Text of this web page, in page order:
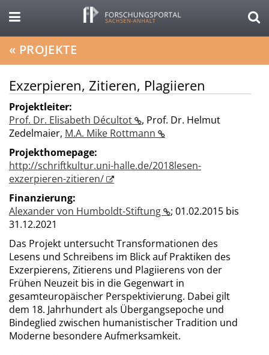
« PROJEKTE
Exzerpieren, Zitieren, Plagiieren
Projektleiter:
Prof. Dr. Elisabeth Décultot
, Prof. Dr. Helmut
Zedelmaier, M.A. Mike Rottmann
Projekthomepage:
http://schriftkultur.uni-halle.de/2018lesen-
exzerpieren-zitieren/
Finanzierung:
Alexander von Humboldt-Stiftung
; 01.02.2015 bis
31.12.2021
Das Projekt untersucht Transformationen des
Lesens und Schreibens im Blick auf Praktiken des
Exzerpierens, Zitierens und Plagiierens von der
Frühen Neuzeit bis in die Gegenwart in
gesamteuropäischer Perspektivierung. Dabei gilt
dem 18. Jahrhundert als Übergangsepoche und
Bindeglied zwischen humanistischer Tradition und
Moderne besondere Aufmerksamkeit.